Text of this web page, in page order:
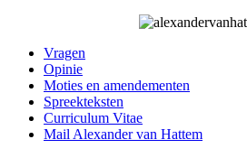
Vragen
Opinie
Moties en amendementen
Spreekteksten
Curriculum Vitae
Mail Alexander van Hattem